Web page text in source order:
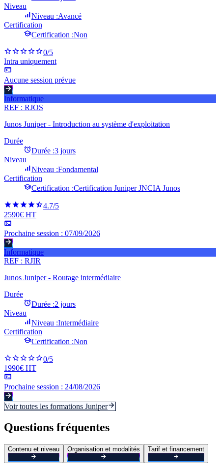
Niveau
Niveau :Avancé
Certification
Certification :Non
0/5
Intra uniquement
Aucune session prévue
Informatique
REF : RJOS
Junos Juniper - Introduction au système d'exploitation
Durée
Durée :3 jours
Niveau
Niveau :Fondamental
Certification
Certification :Certification Juniper JNCIA Junos
4.7/5
2590€ HT
Prochaine session : 07/09/2026
Informatique
REF : RJIR
Junos Juniper - Routage intermédiaire
Durée
Durée :2 jours
Niveau
Niveau :Intermédiaire
Certification
Certification :Non
0/5
1990€ HT
Prochaine session : 24/08/2026
Voir toutes les formations Juniper
Questions fréquentes
Contenu et niveau Organisation et modalités Tarif et financement